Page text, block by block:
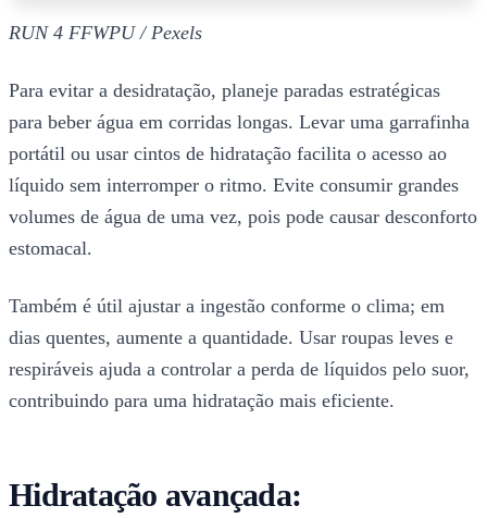
RUN 4 FFWPU / Pexels
Para evitar a desidratação, planeje paradas estratégicas
para beber água em corridas longas. Levar uma garrafinha
portátil ou usar cintos de hidratação facilita o acesso ao
líquido sem interromper o ritmo. Evite consumir grandes
volumes de água de uma vez, pois pode causar desconforto
estomacal.
Também é útil ajustar a ingestão conforme o clima; em
dias quentes, aumente a quantidade. Usar roupas leves e
respiráveis ajuda a controlar a perda de líquidos pelo suor,
contribuindo para uma hidratação mais eficiente.
Hidratação avançada: